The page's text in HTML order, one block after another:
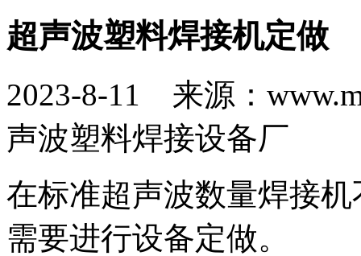
超声波塑料焊接机定做
2023-8-11 来源：
声波塑料焊接设备厂
在标准超声波数量焊接
需要进行设备定做。